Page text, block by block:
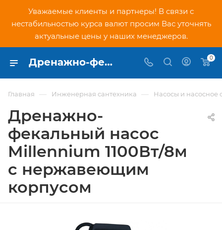
Уважаемые клиенты и партнеры! В связи с
нестабильностью курса валют просим Вас уточнять
актуальные цены у наших менеджеров.
Дренажно-фекальный насос Millennium 1100Вт/8м с нержавеющим корпусом - купить по низкой цене в Москве, интернет-магазин PNDtech.ru 0
Главная — Инженерная сантехника — Насосы и насосное
Дренажно-
фекальный насос
Millennium 1100Вт/8м
с нержавеющим
корпусом